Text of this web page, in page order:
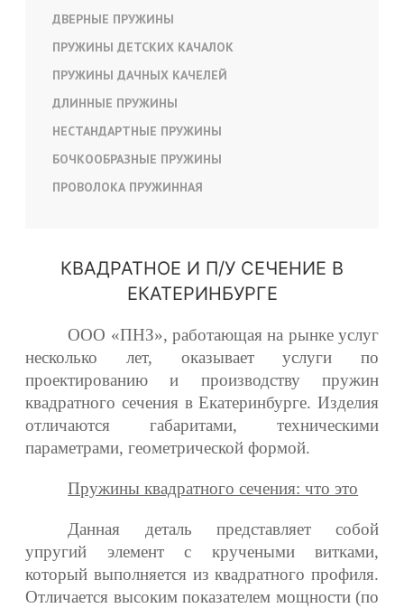
ДВЕРНЫЕ ПРУЖИНЫ
ПРУЖИНЫ ДЕТСКИХ КАЧАЛОК
ПРУЖИНЫ ДАЧНЫХ КАЧЕЛЕЙ
ДЛИННЫЕ ПРУЖИНЫ
НЕСТАНДАРТНЫЕ ПРУЖИНЫ
БОЧКООБРАЗНЫЕ ПРУЖИНЫ
ПРОВОЛОКА ПРУЖИННАЯ
КВАДРАТНОЕ И П/У СЕЧЕНИЕ В
ЕКАТЕРИНБУРГЕ
ООО «ПНЗ», работающая на рынке услуг
несколько лет, оказывает услуги по
проектированию и производству пружин
квадратного сечения в Екатеринбурге. Изделия
отличаются габаритами, техническими
параметрами, геометрической формой.
Пружины квадратного сечения: что это
Данная деталь представляет собой
упругий элемент с кручеными витками,
который выполняется из квадратного профиля.
Отличается высоким показателем мощности (по